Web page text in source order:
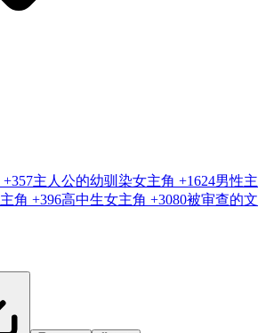
+357主人公的幼驯染女主角 +1624男性主
角 +396高中生女主角 +3080被审查的文